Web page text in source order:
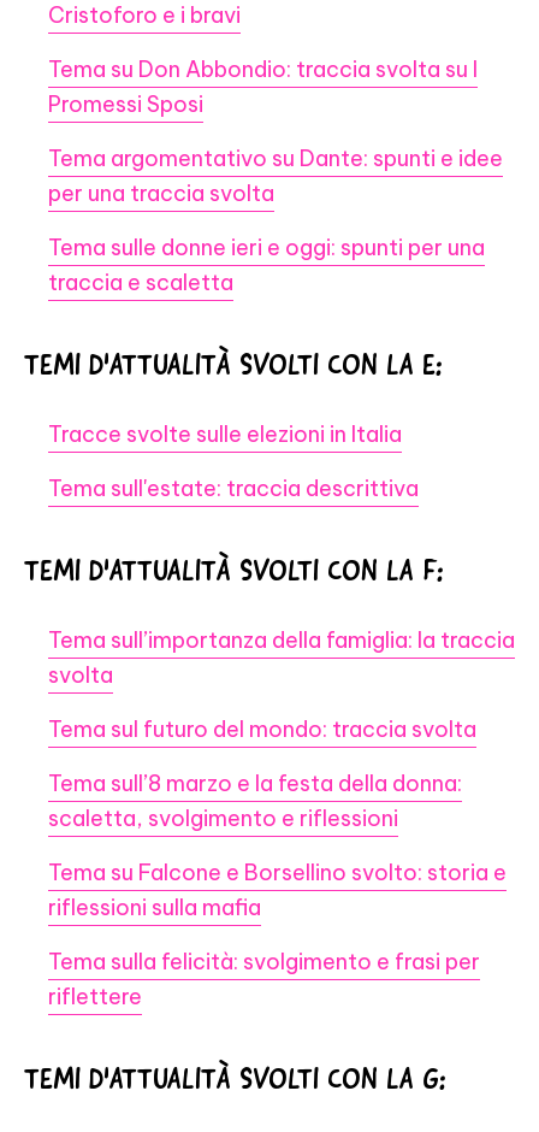
Cristoforo e i bravi
Tema su Don Abbondio: traccia svolta su I
Promessi Sposi
Tema argomentativo su Dante: spunti e idee
per una traccia svolta
Tema sulle donne ieri e oggi: spunti per una
traccia e scaletta
TEMI D'ATTUALITÀ SVOLTI CON LA E:
Tracce svolte sulle elezioni in Italia
Tema sull'estate: traccia descrittiva
TEMI D'ATTUALITÀ SVOLTI CON LA F:
Tema sull’importanza della famiglia: la traccia
svolta
Tema sul futuro del mondo: traccia svolta
Tema sull’8 marzo e la festa della donna:
scaletta, svolgimento e riflessioni
Tema su Falcone e Borsellino svolto: storia e
riflessioni sulla mafia
Tema sulla felicità: svolgimento e frasi per
riflettere
TEMI D'ATTUALITÀ SVOLTI CON LA G: